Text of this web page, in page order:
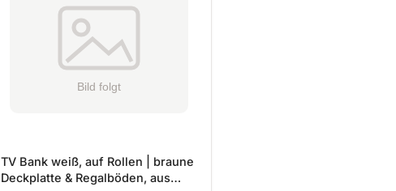
TV Bank weiß, auf Rollen | braune
Deckplatte & Regalböden, aus